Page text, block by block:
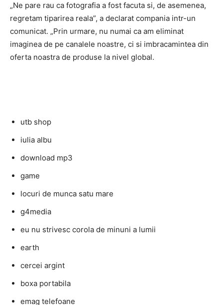
„Ne pare rau ca fotografia a fost facuta si, de asemenea,
regretam tiparirea reala”, a declarat compania intr-un
comunicat. „Prin urmare, nu numai ca am eliminat
imaginea de pe canalele noastre, ci si imbracamintea din
oferta noastra de produse la nivel global.
utb shop
iulia albu
download mp3
game
locuri de munca satu mare
g4media
eu nu strivesc corola de minuni a lumii
earth
cercei argint
boxa portabila
emag telefoane